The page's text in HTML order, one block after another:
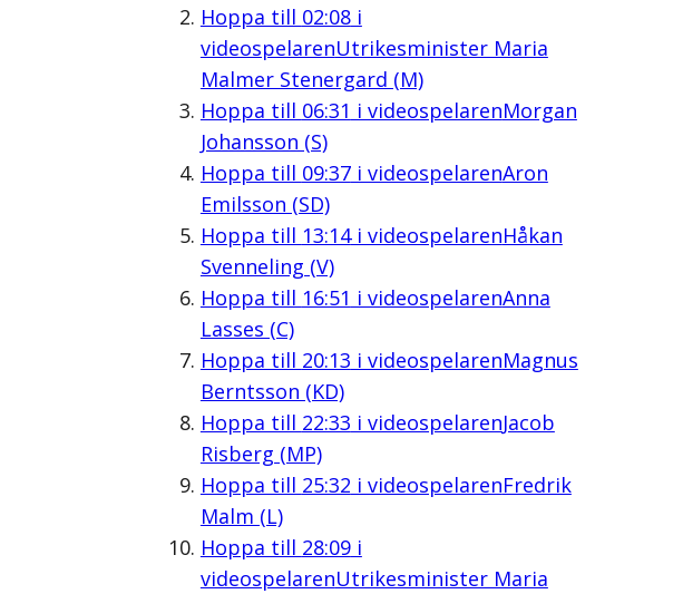
Hoppa till 02:08i
videospelarenUtrikesminister Maria
Malmer Stenergard (M)
Hoppa till 06:31 i videospelarenMorgan
Johansson (S)
Hoppa till 09:37i videospelarenAron
Emilsson (SD)
Hoppa till 13:14i videospelarenHåkan
Svenneling (V)
Hoppa till 16:51 i videospelarenAnna
Lasses (C)
Hoppa till 20:13 i videospelarenMagnus
Berntsson (KD)
Hoppa till 22:33 i videospelarenJacob
Risberg (MP)
Hoppa till 25:32 i videospelarenFredrik
Malm (L)
Hoppa till 28:09i
videospelarenUtrikesminister Maria